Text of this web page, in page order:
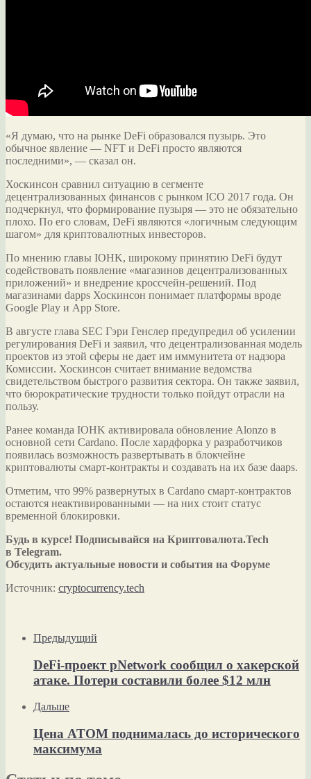
«Я думаю, что на рынке DeFi образовался пузырь. Это
обычное явление — NFT и DeFi просто являются
последними», — сказал он.
Хоскинсон сравнил ситуацию в сегменте
децентрализованных финансов с рынком ICO 2017 года. Он
подчеркнул, что формирование пузыря — это не обязательно
плохо. По его словам, DeFi являются «логичным следующим
шагом» для криптовалютных инвесторов.
По мнению главы IOHK, широкому принятию DeFi будут
содействовать появление «магазинов децентрализованных
приложений» и внедрение кроссчейн-решений. Под
магазинами dapps Хоскинсон понимает платформы вроде
Google Play и App Store.
В августе глава SEC Гэри Генслер предупредил об усилении
регулирования DeFi и заявил, что децентрализованная модель
проектов из этой сферы не дает им иммунитета от надзора
Комиссии. Хоскинсон считает внимание ведомства
свидетельством быстрого развития сектора. Он также заявил,
что бюрократические трудности только пойдут отрасли на
пользу.
Ранее команда IOHK активировала обновление Alonzo в
основной сети Cardano. После хардфорка у разработчиков
появилась возможность развертывать в блокчейне
криптовалюты смарт-контракты и создавать на их базе daaps.
Отметим, что 99% развернутых в Cardano смарт-контрактов
остаются неактивированными — на них стоит статус
временной блокировки.
Будь в курсе! Подписывайся на Криптовалюта.Tech
в Telegram.
Обсудить актуальные новости и события на Форуме
Источник: cryptocurrency.tech
Предыдущий
DeFi-проект pNetwork сообщил о хакерской
атаке. Потери составили более $12 млн
Дальше
Цена ATOM поднималась до исторического
максимума